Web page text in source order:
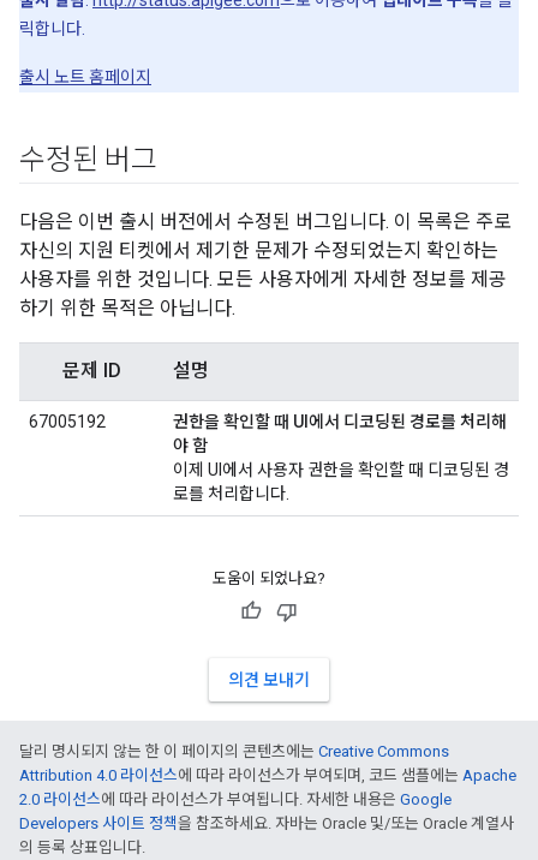
릭합니다.
출시 노트 홈페이지
수정된 버그
다음은 이번 출시 버전에서 수정된 버그입니다. 이 목록은 주로
자신의 지원 티켓에서 제기한 문제가 수정되었는지 확인하는
사용자를 위한 것입니다. 모든 사용자에게 자세한 정보를 제공
하기 위한 목적은 아닙니다.
문제 ID 설명
67005192
권한을 확인할 때 UI에서 디코딩된 경로를 처리해
야 함
이제 UI에서 사용자 권한을 확인할 때 디코딩된 경
로를 처리합니다.
도움이 되었나요?
의견 보내기
달리 명시되지 않는 한 이 페이지의 콘텐츠에는 Creative Commons
Attribution 4.0 라이선스에 따라 라이선스가 부여되며, 코드 샘플에는 Apache
2.0 라이선스에 따라 라이선스가 부여됩니다. 자세한 내용은 Google
Developers 사이트 정책을 참조하세요. 자바는 Oracle 및/또는 Oracle 계열사
의 등록 상표입니다.